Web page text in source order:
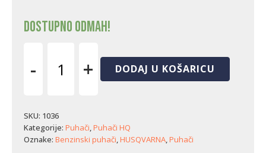
Dostupno odmah!
-
580
BTS
količina
+ DODAJ U KOŠARICU
SKU: 1036
Kategorije: Puhači,Puhači HQ
Oznake: Benzinski puhači,HUSQVARNA,Puhači